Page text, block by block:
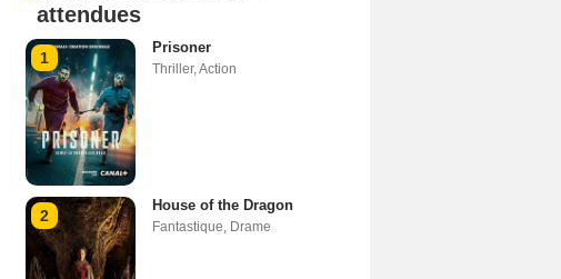
attendues
1
Prisoner
Thriller,Action
2
House of the Dragon
Fantastique, Drame